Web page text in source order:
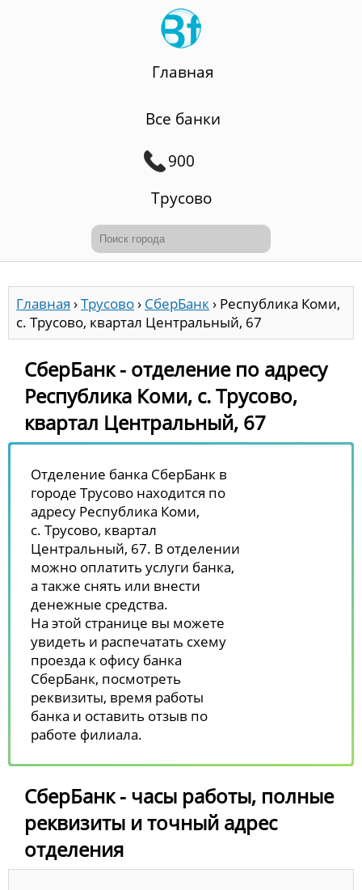
Главная
Все банки
900
Трусово
Главная ›Трусово› СберБанк› Республика Коми,
с. Трусово, квартал Центральный, 67
СберБанк - отделение по адресу
Республика Коми, с. Трусово,
квартал Центральный, 67
Отделение банка СберБанк в
городе Трусово находится по
адресу Республика Коми,
с. Трусово, квартал
Центральный, 67. В отделении
можно оплатить услуги банка,
а также снять или внести
денежные средства.
На этой странице вы можете
увидеть и распечатать схему
проезда к офису банка
СберБанк, посмотреть
реквизиты, время работы
банка и оставить отзыв по
работе филиала.
СберБанк - часы работы, полные
реквизиты и точный адрес
отделения